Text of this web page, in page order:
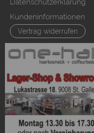
Datenschutzerklärung
Kundeninformationen
Vertrag widerrufen